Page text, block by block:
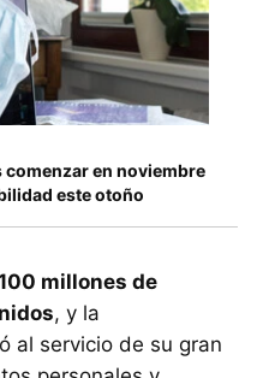
en noviembre
este otoño
millones de
, y la
al servicio de su gran